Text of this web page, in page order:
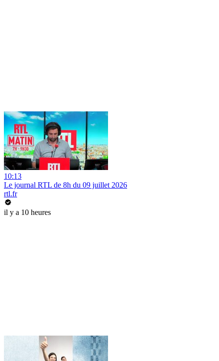
10:13
Le journal RTL de 8h du 09 juillet 2026
rtl.fr
il y a 10 heures